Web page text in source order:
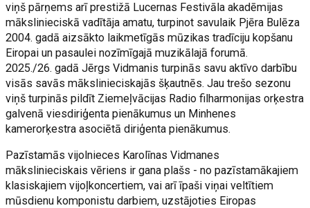
viņš pārņems arī prestižā Lucernas Festivāla akadēmijas
mākslinieciskā vadītāja amatu, turpinot savulaik Pjēra Bulēza
2004. gadā aizsākto laikmetīgās mūzikas tradīciju kopšanu
Eiropai un pasaulei nozīmīgajā muzikālajā forumā.
2025./26. gadā Jērgs Vidmanis turpinās savu aktīvo darbību
visās savās mākslinieciskajās šķautnēs. Jau trešo sezonu
viņš turpinās pildīt Ziemeļvācijas Radio filharmonijas orķestra
galvenā viesdiriģenta pienākumus un Minhenes
kamerorķestra asociētā diriģenta pienākumus.
Pazīstamās vijolnieces Karolīnas Vidmanes
mākslinieciskais vēriens ir gana plašs - no pazīstamākajiem
klasiskajiem vijoļkoncertiem, vai arī īpaši viņai veltītiem
mūsdienu komponistu darbiem, uzstājoties Eiropas